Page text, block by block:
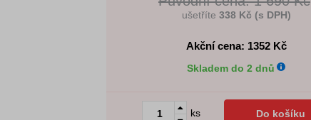
ušetříte 338 Kč (s DPH)
Akční cena: 1352Kč
Skladem do 2 dnů
ks Do košíku